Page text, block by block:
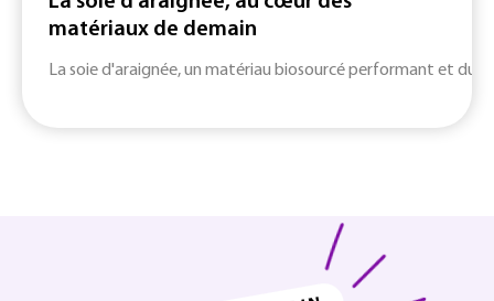
matériaux de demain
La soie d'araignée, un matériau biosourcé performant et